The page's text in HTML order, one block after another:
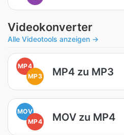
Videokonverter
Alle Videotools anzeigen →
MP4
MP3
MP4 zu MP3
MOV
MP4
MOV zu MP4